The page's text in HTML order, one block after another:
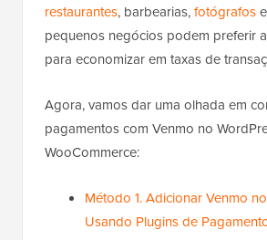
restaurantes, barbearias,fotógrafos
pequenos negócios podem preferir
para economizar em taxas de
Agora, vamos dar uma olhada em
pagamentos com Venmo no
WooCommerce:
Método 1. Adicionar Venmo
Usando Plugins de